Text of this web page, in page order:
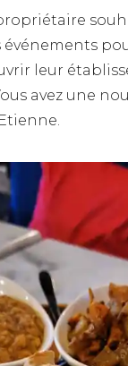
leur
avez une